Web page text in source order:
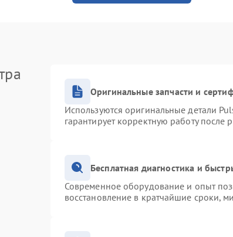
Оригинальные запчасти и
Используются оригинальные детали
гарантирует корректную работу после
Бесплатная диагностика и
Современное оборудование и опыт
восстановление в кратчайшие сроки,